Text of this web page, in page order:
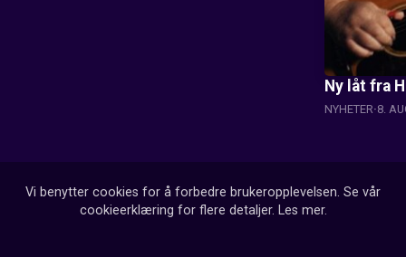
Ny låt fra
NYHETER 8.
Vi benytter cookies for å forbedre brukeropplevelsen. Se vår
cookieerklæring for flere detaljer. Les mer.